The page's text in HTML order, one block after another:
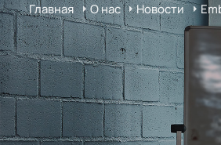
Главная О нас Новости